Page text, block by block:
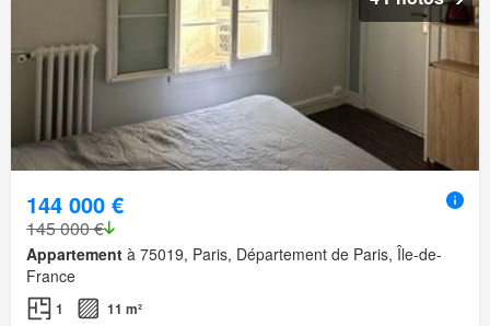
144 000 €
145 000 €
Appartement à 75019, Paris, Département de Paris, Île-de-
France
1 11 m²